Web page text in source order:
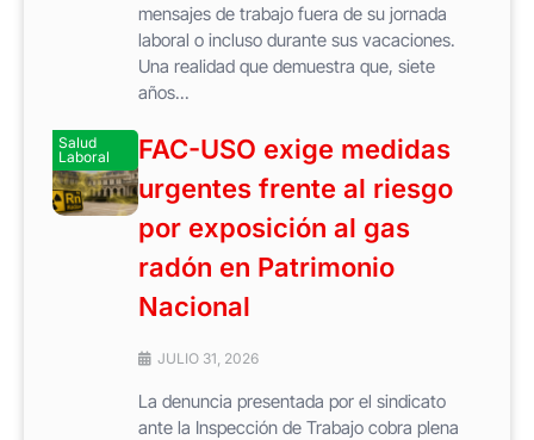
mensajes de trabajo fuera de su jornada
laboral o incluso durante sus vacaciones.
Una realidad que demuestra que, siete
años...
Salud
Laboral
FAC-USO exige medidas
urgentes frente al riesgo
por exposición al gas
radón en Patrimonio
Nacional
JULIO 31, 2026
La denuncia presentada por el sindicato
ante la Inspección de Trabajo cobra plena